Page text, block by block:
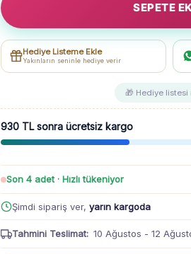
Son 4 adet · Hızlı tükeniyor
Tahmini Teslimat: 10 Ağustos - 12
Kanguru
Cepli
Ayıcık
Baskılı
Peluş
Alt
Pantolon
3-
24
Ay
adet
SEPETE
Hediye Listeme Ekle
Yakınların seninle hediye verir
🎁 Hediye listesi
930 TL sonra ücretsiz kargo
Şimdi sipariş ver, yarın kargoda